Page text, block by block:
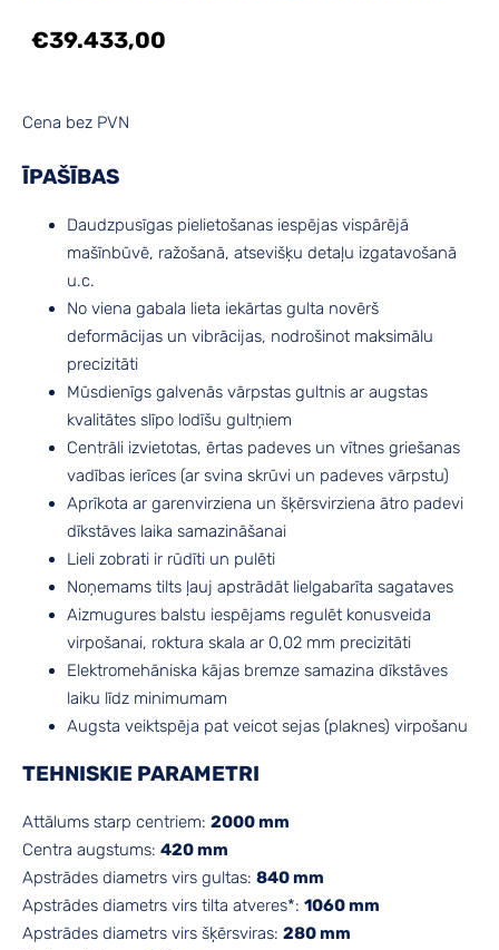
€39.433,00
Cena bez PVN
ĪPAŠĪBAS
Daudzpusīgas pielietošanas iespējas vispārējā
mašīnbūvē, ražošanā, atsevišķu detaļu izgatavošanā
u.c.
No viena gabala lieta iekārtas gulta novērš
deformācijas un vibrācijas, nodrošinot maksimālu
precizitāti
Mūsdienīgs galvenās vārpstas gultnis ar augstas
kvalitātes slīpo lodīšu gultņiem
Centrāli izvietotas, ērtas padeves un vītnes griešanas
vadības ierīces (ar svina skrūvi un padeves vārpstu)
Aprīkota ar garenvirziena un šķērsvirziena ātro padevi
dīkstāves laika samazināšanai
Lieli zobrati ir rūdīti un pulēti
Noņemams tilts ļauj apstrādāt lielgabarīta sagataves
Aizmugures balstu iespējams regulēt konusveida
virpošanai, roktura skala ar 0,02 mm precizitāti
Elektromehāniska kājas bremze samazina dīkstāves
laiku līdz minimumam
Augsta veiktspēja pat veicot sejas (plaknes) virpošanu
TEHNISKIE PARAMETRI
Attālums starp centriem: 2000 mm
Centra augstums: 420 mm
Apstrādes diametrs virs gultas: 840 mm
Apstrādes diametrs virs tilta atveres*: 1060 mm
Apstrādes diametrs virs šķērsviras: 280 mm